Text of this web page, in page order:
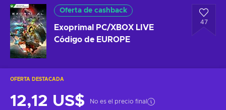
Oferta de cashback
Exoprimal PC/XBOX LIVE
Código de EUROPE
47
OFERTA DESTACADA
12,12 US$ No es el precio final